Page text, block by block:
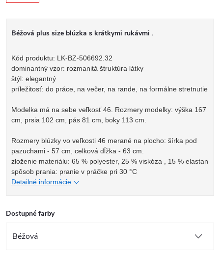
Béžová plus size blúzka s krátkymi rukávmi .
Kód produktu: LK-BZ-506692.32
dominantný vzor: rozmanitá štruktúra látky
štýl: elegantný
príležitosť: do práce, na večer, na rande, na formálne stretnutie
Modelka má na sebe veľkosť 46. Rozmery modelky: výška 167
cm, prsia 102 cm, pás 81 cm, boky 113 cm.
Rozmery blúzky vo veľkosti 46 merané na plocho: šírka pod
pazuchami - 57 cm, celková dĺžka - 63 cm.
zloženie materiálu: 65 % polyester, 25 % viskóza , 15 % elastan
spôsob prania: pranie v práčke pri 30 °C
Detailné informácie
Dostupné farby